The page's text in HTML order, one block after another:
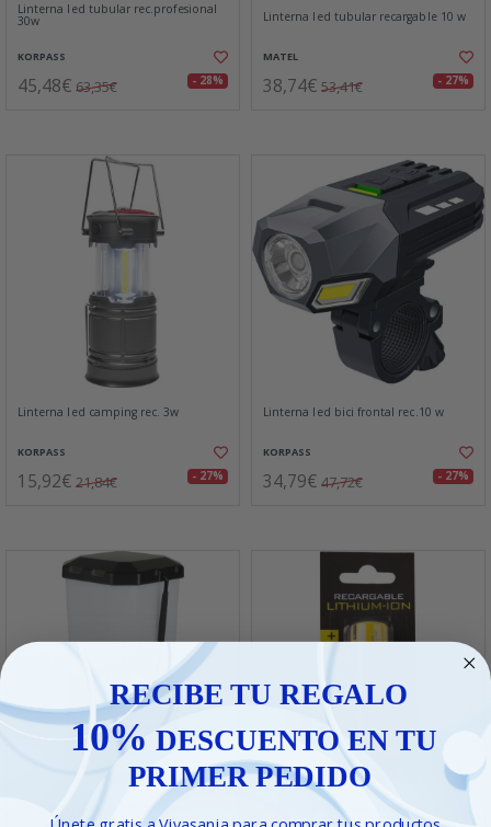
Linterna led tubular rec.profesional
30w
KORPASS
45,48€ 63,35€ - 28%
Linterna led tubular recargable 10 w
MATEL
38,74€ 53,41€ - 27%
Linterna led camping rec. 3w
KORPASS
15,92€ 21,84€ - 27%
Linterna led bici frontal rec.10 w
KORPASS
34,79€ 47,72€ - 27%
Linterna led camping rec. 5w Bateria 18650 2400 mah
RECIBE TU REGALO
10% DESCUENTO EN TU
PRIMER PEDIDO